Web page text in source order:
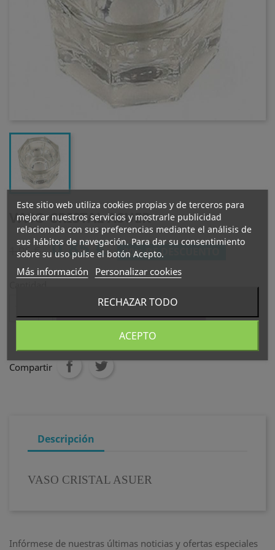
VASO CRISTAL ASUER
1,06 € 0,85 € 20% DE DESCUENTO
AÑADIR AL CARRITO
Compartir
Descripción
VASO CRISTAL ASUER
Infórmese de nuestras últimas noticias y ofertas especiales
Este sitio web utiliza cookies propias y de terceros para
mejorar nuestros servicios y mostrarle publicidad
relacionada con sus preferencias mediante el análisis de
sus hábitos de navegación. Para dar su consentimiento
sobre su uso pulse el botón Acepto.
Más información Personalizar cookies
RECHAZAR TODO
ACEPTO